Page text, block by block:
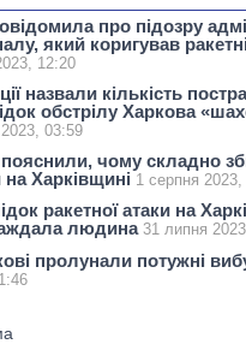
про підозру
який коригував
12:20
назвали кількість
обстрілу Харкова
03:59
чому складно
Харківщині 1 серпня 2023,
ракетної атаки на
людина 31 липня
пролунали потужні